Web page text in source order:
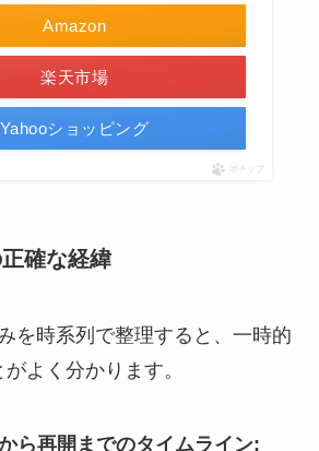
Amazon
楽天市場
Yahooショッピング
ポチップ
確な経緯
を時系列で整理すると、一時的
よく分かります。
ら再開までのタイムライン: